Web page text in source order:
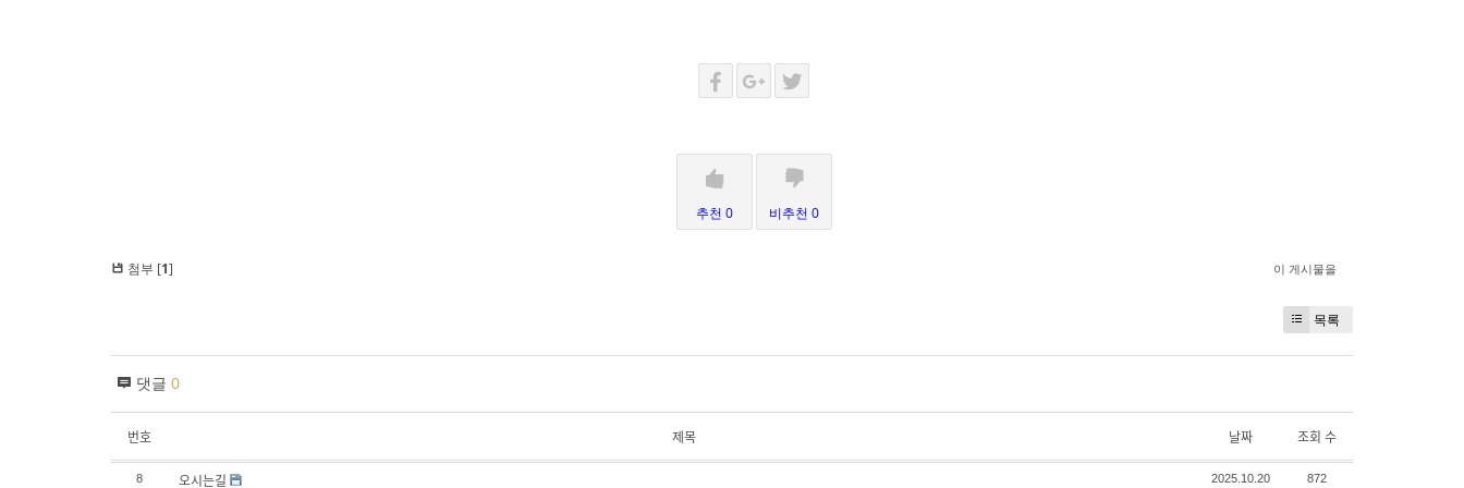
추천 0 비추천 0
첨부 [1] 이 게시물을
목록
댓글 0
번호 제목 날짜 조회 수
8 오시는길 2025.10.20 872